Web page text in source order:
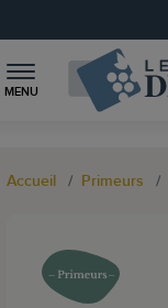
MENU
Accueil Primeurs